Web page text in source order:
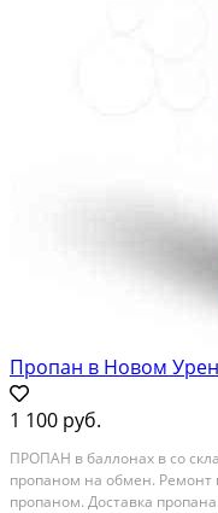
Пропан в Новом
1 100 руб.
ПРОПАН в баллонах в со
пропаном на обмен. Ремонт
пропаном. Доставка